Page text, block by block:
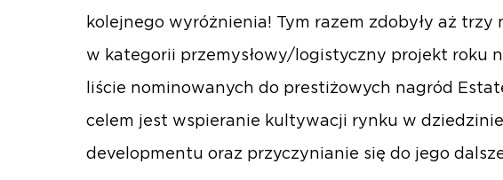
kolejnego wyróżnienia! Tym razem zdobyły aż trzy
w kategorii przemysłowy/logistyczny projekt roku
liście nominowanych do prestiżowych nagród
celem jest wspieranie kultywacji rynku w dziedzinie
developmentu oraz przyczynianie się do jego